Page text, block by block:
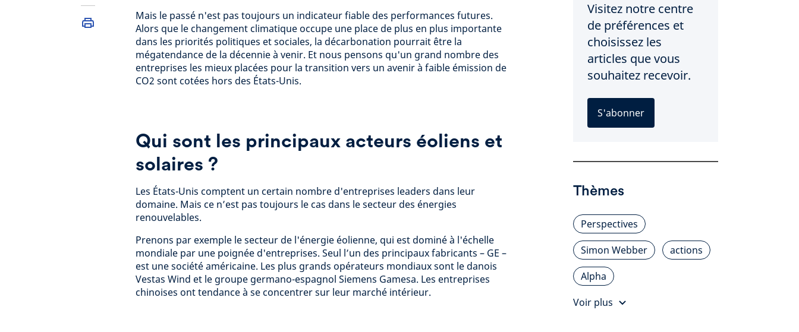
Mais le passé n'est pas toujours un indicateur fiable des performances futures.
Alors que le changement climatique occupe une place de plus en plus importante
dans les priorités politiques et sociales, la décarbonation pourrait être la
mégatendance de la décennie à venir. Et nous pensons qu'un grand nombre des
entreprises les mieux placées pour la transition vers un avenir à faible émission de
CO2 sont cotées hors des États-Unis.
Qui sont les principaux acteurs éoliens et
solaires ?
Les États-Unis comptent un certain nombre d'entreprises leaders dans leur
domaine. Mais ce n’est pas toujours le cas dans le secteur des énergies
renouvelables.
Prenons par exemple le secteur de l'énergie éolienne, qui est dominé à l'échelle
mondiale par une poignée d'entreprises. Seul l’un des principaux fabricants – GE –
est une société américaine. Les plus grands opérateurs mondiaux sont le danois
Vestas Wind et le groupe germano-espagnol Siemens Gamesa. Les entreprises
chinoises ont tendance à se concentrer sur leur marché intérieur.
Visitez notre centre
de préférences et
choisissez les
articles que vous
souhaitez recevoir.
S'abonner
Thèmes
Perspectives
Simon Webber
actions
Alpha
Voir plus